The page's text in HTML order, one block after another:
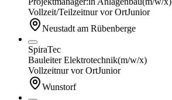
Vollzeit/Teilzeitnur vor OrtJunior
Neustadt am Rübenberge
SpiraTec
Bauleiter Elektrotechnik(m/w/x)
Vollzeitnur vor OrtJunior
Wunstorf